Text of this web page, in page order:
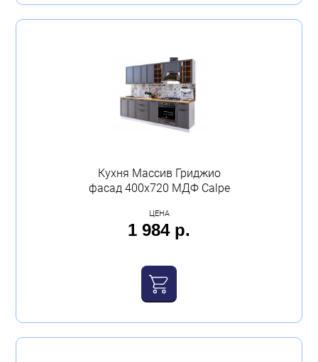
Кухня Массив Гриджио
фасад 400х720 МДФ Calpe
ЦЕНА
1 984 р.